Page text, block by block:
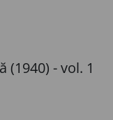
(1940) - vol. 1